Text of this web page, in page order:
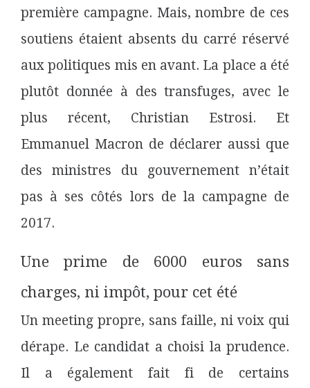
première campagne. Mais, nombre de ces
soutiens étaient absents du carré réservé
aux politiques mis en avant. La place a été
plutôt donnée à des transfuges, avec le
plus récent, Christian Estrosi. Et
Emmanuel Macron de déclarer aussi que
des ministres du gouvernement n’était
pas à ses côtés lors de la campagne de
2017.
Une prime de 6000 euros sans
charges, ni impôt, pour cet été
Un meeting propre, sans faille, ni voix qui
dérape. Le candidat a choisi la prudence.
Il a également fait fi de certains